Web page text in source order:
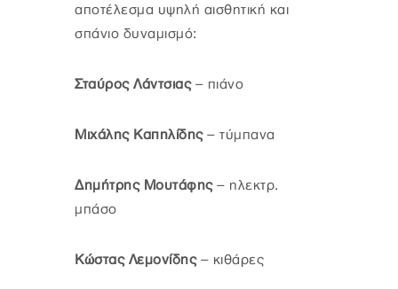
αποτέλεσμα υψηλή αισθητική και
σπάνιο δυναμισμό:
Σταύρος Λάντσιας – πιάνο
Μιχάλης Καπηλίδης– τύμπανα
Δημήτρης Μουτάφης– ηλεκτρ.
μπάσο
Κώστας Λεμονίδης– κιθάρες